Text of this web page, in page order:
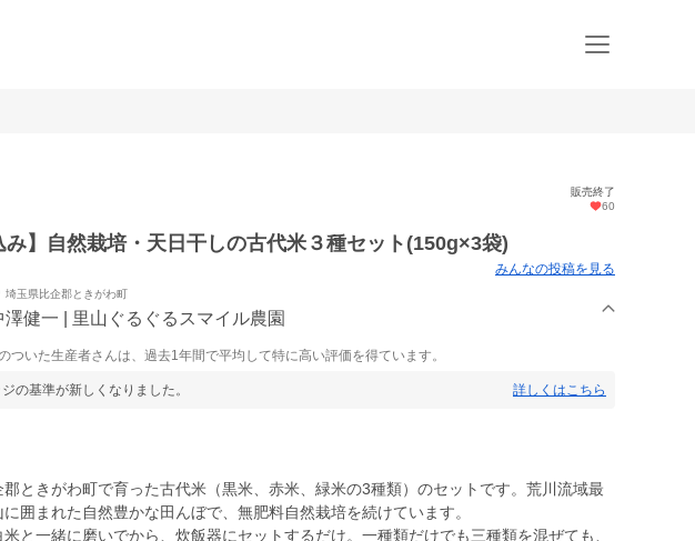
販売終了
60
み】自然栽培・天日干しの古代米３種セット(150g×3袋)
みんなの投稿を見る
埼玉県比企郡ときがわ町
澤健一 | 里山ぐるぐるスマイル農園
ついた生産者さんは、過去1年間で平均して特に高い評価を得ています。
の基準が新しくなりました。 詳しくはこちら
ときがわ町で育った古代米（黒米、赤米、緑米の3種類）のセットです。荒川流域最
に囲まれた自然豊かな田んぼで、無肥料自然栽培を続けています。
米と一緒に磨いでから、炊飯器にセットするだけ。一種類だけでも三種類を混ぜても、